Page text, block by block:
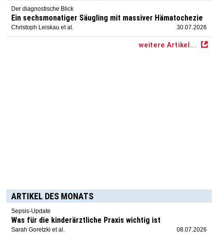
Der diagnostische Blick
Ein sechsmonatiger Säugling mit massiver Hämatochezie
Christoph Leiskau et al. 30.07.2026
weitere Artikel...
ARTIKEL DES MONATS
Sepsis-Update
Was für die kinderärztliche Praxis wichtig ist
Sarah Goretzki et al. 08.07.2026